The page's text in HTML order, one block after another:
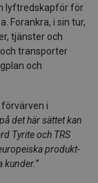
lyftredskapför för
Forankra, i sin tur,
tjänster och
transporter
och
förvärven i
det här sättet kan
Tyrite och TRS
produkt-
kunder.”